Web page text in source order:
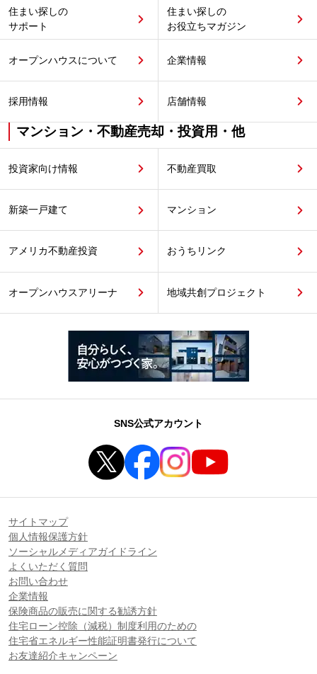
住まい探しの
サポート
住まい探しの
お役立ちマガジン
オープンハウスについて 企業情報
採用情報 店舗情報
マンション・不動産売却・投資用・他
投資家向け情報 不動産買取
新築一戸建て マンション
アメリカ不動産投資 おうちリンク
オープンハウスアリーナ 地域共創プロジェクト
SNS公式アカウント
サイトマップ
個人情報保護方針
ソーシャルメディアガイドライン
よくいただく質問
お問い合わせ
企業情報
保険商品の販売に関する勧誘方針
住宅ローン控除（減税）制度利用のための
住宅省エネルギー性能証明書発行について
お友達紹介キャンペーン